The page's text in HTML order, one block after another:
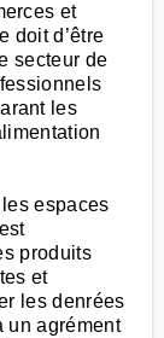
et
doit d’être
secteur de
les
espaces
produits
et
les denrées
un agrément